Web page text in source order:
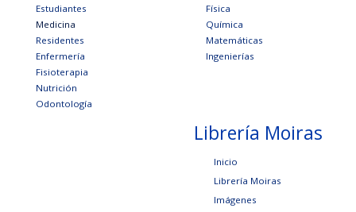
Estudiantes
Medicina
Residentes
Enfermería
Fisioterapia
Nutrición
Odontología
Física
Química
Matemáticas
Ingenierías
Librería Moiras
Inicio
Librería Moiras
Imágenes